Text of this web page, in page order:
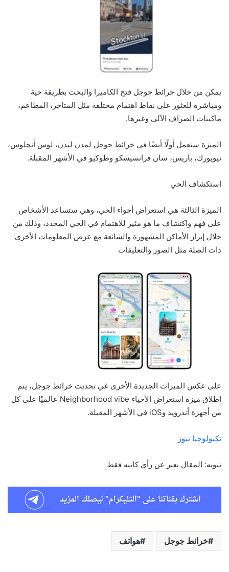
يمكن من خلال خرائط جوجل فتح الكاميرا والبحث بطريقة حية
ومباشرة للعثور على نقاط اهتمام مختلفة مثل المتاجر، المطاعم،
ماكينات الصراف الآلي وغيرها.
الميزة ستعمل أولًا أيضًا في خرائط جوجل لمدن لندن، لوس أنجلوس،
نيويورك، باريس، سان فرانسيسكو وطوكيو في الأشهر المقبلة.
استكشاف الحي
الميزة الثالثة هي استعراض أجواء الحي، وهي ستساعد الأشخاص
على فهم واكتشاف ما هو مثير للاهتمام في الحي المحدد، وذلك من
خلال إبراز الأماكن المشهورة والشائعة مع عرض المعلومات الأخرى
ذات الصلة مثل الصور والتعليقات
على عكس الميزات الجديدة الأخرى غي تحديث خرائط جوجل، يتم
إطلاق ميزة استعراض الأحياء Neighborhood vibe عالميًا على كل
من أجهزة أندرويد وiOS في الأشهر المقبلة.
تكنولوجيا نيوز
تنويه: المقال يعبر عن رأي كاتبه فقط
خرائط جوجل هواتف